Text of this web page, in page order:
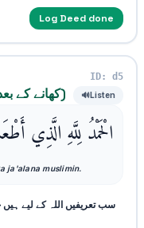
Log Deed done
ID: d5
Dua After Eating Food (کھانے کے بعد کی دعا) 🔊Listen
الْحَمْدُ لِلَّهِ الَّذِي
ja'alana muslimin.
سب تعریفیں اللہ کے لیے ہیں